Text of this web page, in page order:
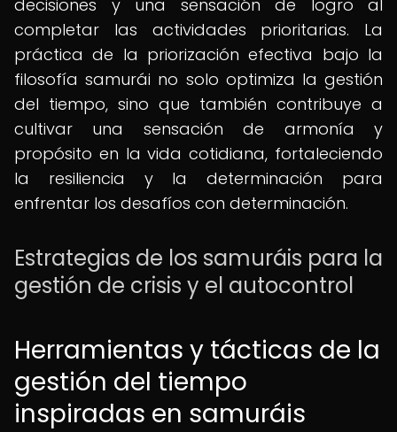
decisiones y una sensación de logro al
completar las actividades prioritarias. La
práctica de la priorización efectiva bajo la
filosofía samurái no solo optimiza la gestión
del tiempo, sino que también contribuye a
cultivar una sensación de armonía y
propósito en la vida cotidiana, fortaleciendo
la resiliencia y la determinación para
enfrentar los desafíos con determinación.
Estrategias de los samuráis para la
gestión de crisis y el autocontrol
Herramientas y tácticas de la
gestión del tiempo
inspiradas en samuráis